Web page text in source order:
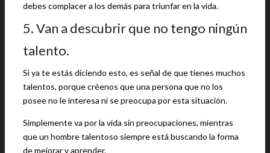
debes complacer a los demás para triunfar en la vida.
5. Van a descubrir que no tengo ningún
talento.
Si ya te estás diciendo esto, es señal de que tienes muchos
talentos, porque créenos que una persona que no los
posee no le interesa ni se preocupa por esta situación.
Simplemente va por la vida sin preocupaciones, mientras
que un hombre talentoso siempre está buscando la forma
de mejorar y aprender.